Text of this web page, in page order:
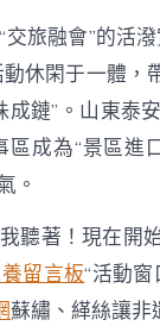
旅融會”的活
休閑于一體
成鏈”。山東泰
成為“景區進
。
聽著！現在開
留言板“活動
蘇繡、緙絲讓非